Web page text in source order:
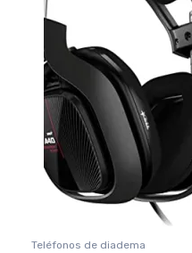
Teléfonos de diadema